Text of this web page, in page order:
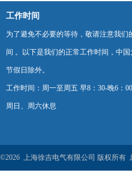
工作时间
为了避免不必要的等待，敬请注意我们
间 。以下是我们的正常工作时间，中国
节假日除外。
工作时间：周一至周五 早8：30-晚6：00
周日、周六休息
©2026 上海徐吉电气有限公司 版权所有